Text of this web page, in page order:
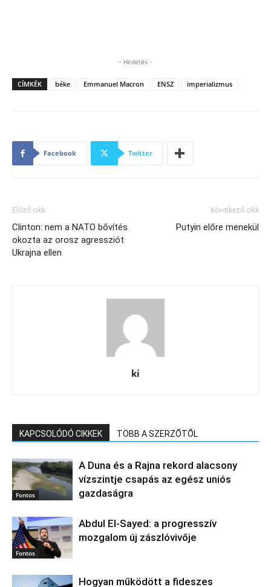
- Hirdetés -
CÍMKÉK béke Emmanuel Macron ENSZ imperializmus
Facebook Twitter
Előző cikk
Clinton: nem a NATO bővítés
okozta az orosz agressziót
Ukrajna ellen
Következő cikk
Putyin előre menekül
ki
KAPCSOLÓDÓ CIKKEK TÖBB A SZERZŐTŐL
Fontos
A Duna és a Rajna rekord alacsony
vízszintje csapás az egész uniós
gazdaságra
Fontos
Abdul El‑Sayed: a progresszív
mozgalom új zászlóvivője
Hogyan működött a fideszes